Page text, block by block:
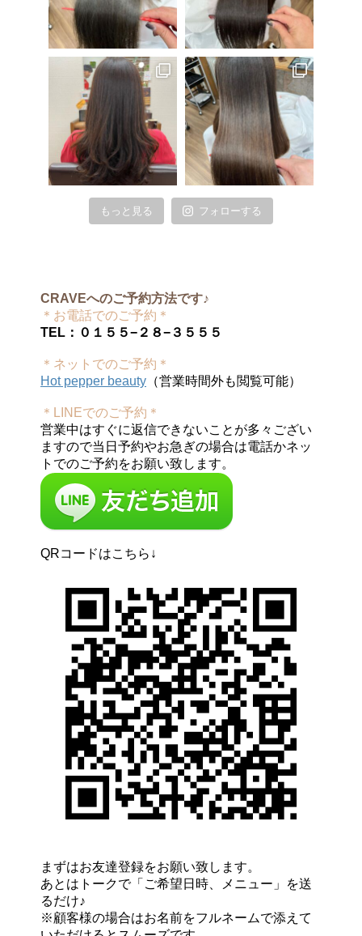
もっと見る フォローする
CRAVEへのご予約方法です♪
＊お電話でのご予約＊
TEL：０１５５−２８−３５５５
＊ネットでのご予約＊
Hot pepper beauty （営業時間外も閲覧可能）
＊LINEでのご予約＊
営業中はすぐに返信できないことが多々ござい
ますので当日予約やお急ぎの場合は電話かネッ
トでのご予約をお願い致します。
QRコードはこちら↓
まずはお友達登録をお願い致します。
あとはトークで「ご希望日時、メニュー」を送
るだけ♪
※顧客様の場合はお名前をフルネームで添えて